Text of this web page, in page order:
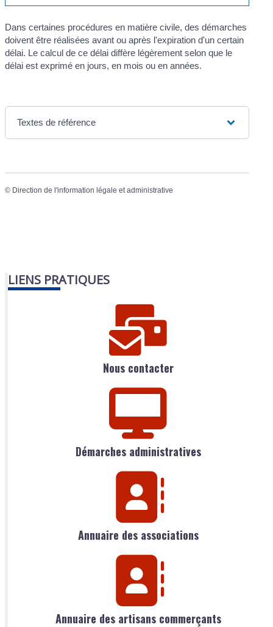
Dans certaines procédures en matière civile, des démarches
doivent être réalisées avant ou après l'expiration d'un certain
délai. Le calcul de ce délai diffère légèrement selon que le
délai est exprimé en jours, en mois ou en années.
Textes de référence
© Direction de l'information légale et administrative
LIENS PRATIQUES
Nous contacter
Démarches administratives
Annuaire des associations
Annuaire des artisans commerçants